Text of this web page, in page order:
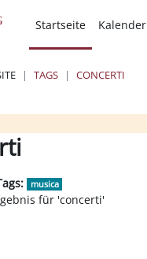
Startseite Kalender
TAGS CONCERTI
musica
für 'concerti'